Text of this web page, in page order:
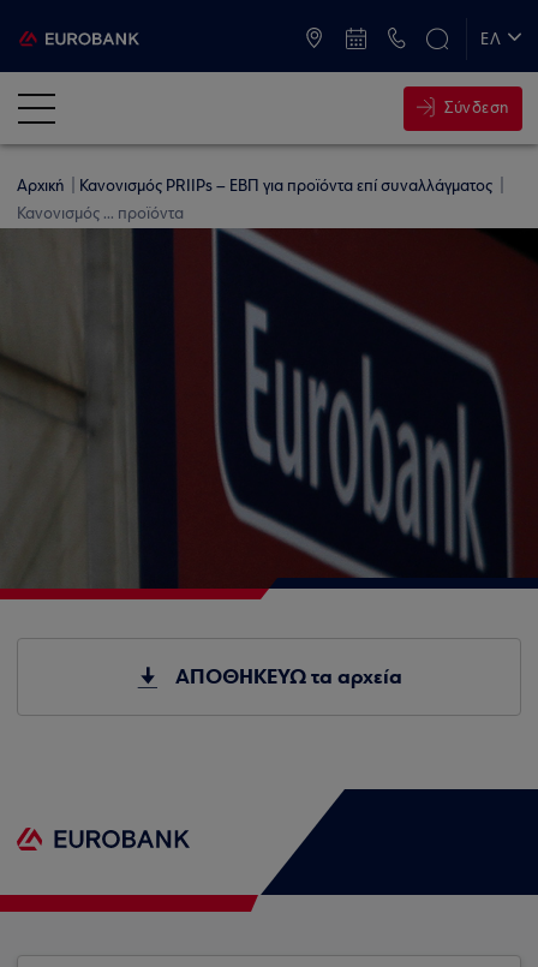
ΕΛ
Σύνδεση
Αρχική
Κανονισμός PRIIPs – ΕΒΠ για προϊόντα επί συναλλάγματος
Κανονισμός ... προϊόντα
ΑΠΟΘΗΚΕΥΩ τα αρχεία